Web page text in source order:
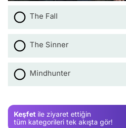
The Fall
The Sinner
Mindhunter
Keşfet ile ziyaret ettiğin
tüm kategorileri tek akışta gör!